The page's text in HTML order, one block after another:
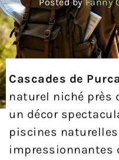
Cascades de
naturel niché près
un décor
piscines
impressionnantes